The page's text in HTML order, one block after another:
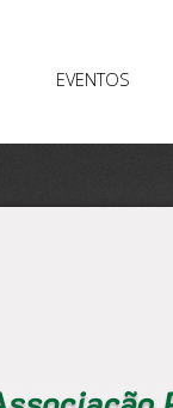
EVENTOS